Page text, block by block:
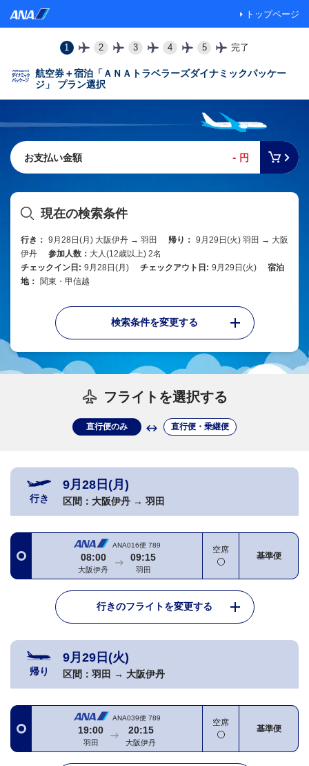
トップページ
1 2 3 4 5 完了
航空券＋宿泊「ＡＮＡトラベラーズダイナミックパッケー
ジ」 プラン選択
お支払い金額 - 円
現在の検索条件
行き： 9月28日(月) 大阪伊丹 → 羽田 帰り： 9月29日(火) 羽田 → 大阪
伊丹
参加人数： 大人(12歳以上) 2名
チェックイン日: 9月28日(月) チェックアウト日: 9月29日(火)
宿泊
地：
関東・甲信越
検索条件を変更する
フライトを選択する
直行便のみ 直行便・乗継便
行き
9月28日(月)
区間： 大阪伊丹 → 羽田
ANA016便 789
08:00
大阪伊丹
09:15
羽田
空席
基準便
行きのフライトを変更する
帰り
9月29日(火)
区間： 羽田 → 大阪伊丹
ANA039便 789
19:00
羽田
20:15
大阪伊丹
空席
基準便